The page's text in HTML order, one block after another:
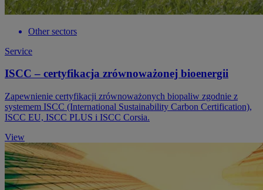
Other sectors
Service
ISCC – certyfikacja zrównoważonej bioenergii
Zapewnienie certyfikacji zrównoważonych biopaliw zgodnie z
systemem ISCC (International Sustainability Carbon Certification),
ISCC EU, ISCC PLUS i ISCC Corsia.
View